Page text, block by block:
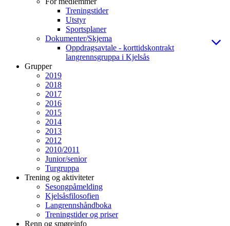
Treningstider
Utstyr
Sportsplaner
Dokumenter/Skjema
Oppdragsavtale - korttidskontrakt
langrennsgruppa i Kjelsås
Grupper
2019
2018
2017
2016
2015
2014
2013
2012
2010/2011
Junior/senior
Turgruppa
Trening og aktiviteter
Sesongpåmelding
Kjelsåsfilosofien
Langrennshåndboka
Treningstider og priser
Renn og smøreinfo